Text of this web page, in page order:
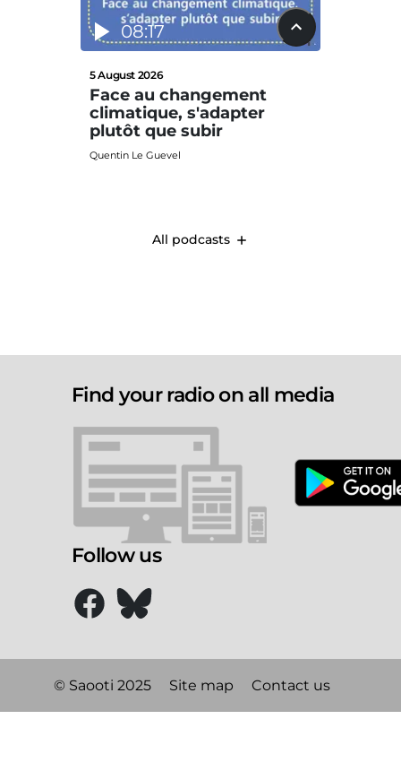
08:17
5 August 2026
Face au changement
climatique, s'adapter
plutôt que subir
Quentin Le Guevel
All podcasts
Find your radio on all media
Follow us
© Saooti 2025 Site map Contact us